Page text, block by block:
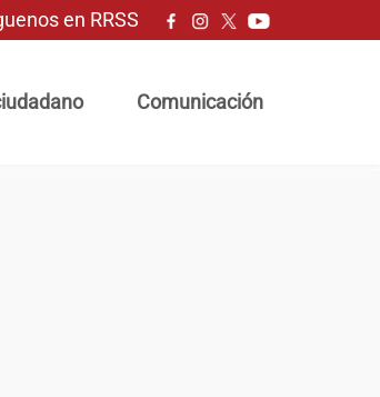
en RRSS
Comunicación